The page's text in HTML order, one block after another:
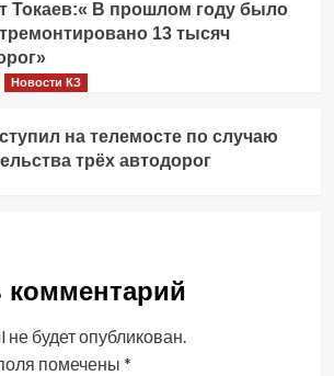
Токаев:« В прошлом году было
13 тысяч
Новости КЗ
на телемосте по случаю
трёх автодорог
комментарий
будет опубликован.
помечены *